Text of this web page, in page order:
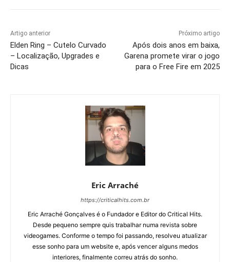
Artigo anterior
Elden Ring – Cutelo Curvado
– Localização, Upgrades e
Dicas
Próximo artigo
Após dois anos em baixa,
Garena promete virar o jogo
para o Free Fire em 2025
Eric Arraché
https://criticalhits.com.br
Eric Arraché Gonçalves é o Fundador e Editor do Critical Hits.
Desde pequeno sempre quis trabalhar numa revista sobre
videogames. Conforme o tempo foi passando, resolveu atualizar
esse sonho para um website e, após vencer alguns medos
interiores, finalmente correu atrás do sonho.